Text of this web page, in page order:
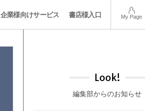
企業様向けサービス 書店様入口 My Page
Look!
編集部からのお知らせ